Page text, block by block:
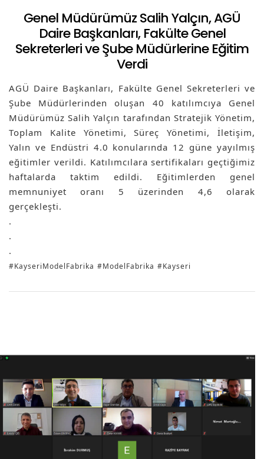
Genel Müdürümüz Salih Yalçın, AGÜ
Daire Başkanları, Fakülte Genel
Sekreterleri ve Şube Müdürlerine Eğitim
Verdi
AGÜ Daire Başkanları, Fakülte Genel Sekreterleri ve
Şube Müdürlerinden oluşan 40 katılımcıya Genel
Müdürümüz Salih Yalçın tarafından Stratejik Yönetim,
Toplam Kalite Yönetimi, Süreç Yönetimi, İletişim,
Yalın ve Endüstri 4.0 konularında 12 güne yayılmış
eğitimler verildi. Katılımcılara sertifikaları geçtiğimiz
haftalarda taktim edildi. Eğitimlerden genel
memnuniyet oranı 5 üzerinden 4,6 olarak
gerçekleşti.
.
.
.
#KayseriModelFabrika #ModelFabrika #Kayseri